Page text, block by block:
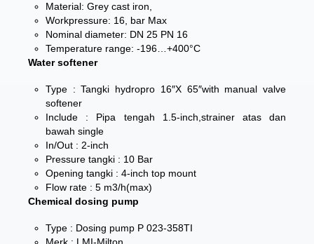
Material: Grey cast iron,
Workpressure: 16, bar Max
Nominal diameter: DN 25 PN 16
Temperature range: -196…+400°C
Water softener
Type : Tangki hydropro 16″X 65″with manual valve
softener
Include : Pipa tengah 1.5-inch,strainer atas dan
bawah single
In/Out : 2-inch
Pressure tangki : 10 Bar
Opening tangki : 4-inch top mount
Flow rate : 5 m3/h(max)
Chemical dosing pump
Type : Dosing pump P 023-358TI